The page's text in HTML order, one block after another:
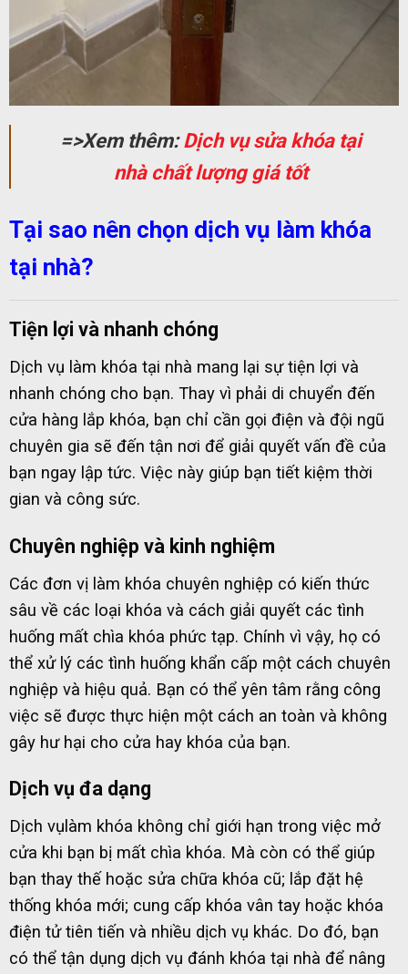
=>Xem thêm: Dịch vụ sửa khóa tại
nhà chất lượng giá tốt
Tại sao nên chọn dịch vụ làm khóa
tại nhà?
Tiện lợi và nhanh chóng
Dịch vụ làm khóa tại nhà mang lại sự tiện lợi và
nhanh chóng cho bạn. Thay vì phải di chuyển đến
cửa hàng lắp khóa, bạn chỉ cần gọi điện và đội ngũ
chuyên gia sẽ đến tận nơi để giải quyết vấn đề của
bạn ngay lập tức. Việc này giúp bạn tiết kiệm thời
gian và công sức.
Chuyên nghiệp và kinh nghiệm
Các đơn vị làm khóa chuyên nghiệp có kiến thức
sâu về các loại khóa và cách giải quyết các tình
huống mất chìa khóa phức tạp. Chính vì vậy, họ có
thể xử lý các tình huống khẩn cấp một cách chuyên
nghiệp và hiệu quả. Bạn có thể yên tâm rằng công
việc sẽ được thực hiện một cách an toàn và không
gây hư hại cho cửa hay khóa của bạn.
Dịch vụ đa dạng
Dịch vụlàm khóa không chỉ giới hạn trong việc mở
cửa khi bạn bị mất chìa khóa. Mà còn có thể giúp
bạn thay thế hoặc sửa chữa khóa cũ; lắp đặt hệ
thống khóa mới; cung cấp khóa vân tay hoặc khóa
điện tử tiên tiến và nhiều dịch vụ khác. Do đó, bạn
có thể tận dụng dịch vụ đánh khóa tại nhà để nâng